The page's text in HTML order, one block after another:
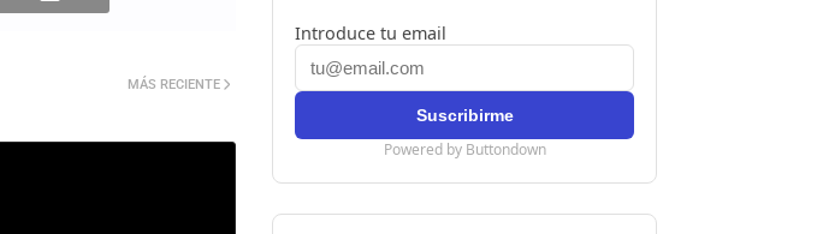
MÁS RECIENTE
Introduce tu email
Powered by Buttondown